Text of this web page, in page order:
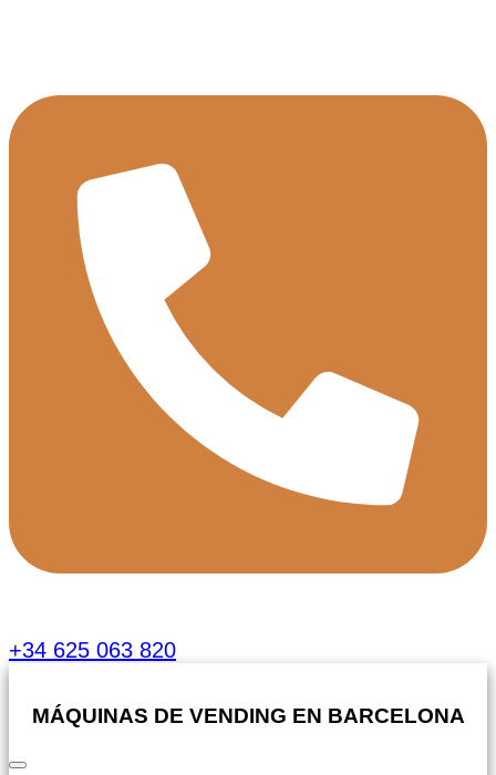
+34 625 063 820
MÁQUINAS DE VENDING EN BARCELONA